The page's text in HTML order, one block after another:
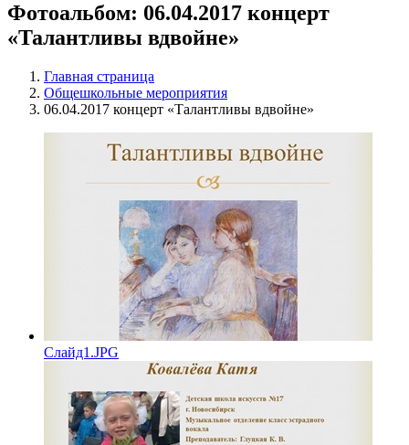
Фотоальбом: 06.04.2017 концерт
«Талантливы вдвойне»
Главная страница
Общешкольные мероприятия
06.04.2017 концерт «Талантливы вдвойне»
Слайд1.JPG